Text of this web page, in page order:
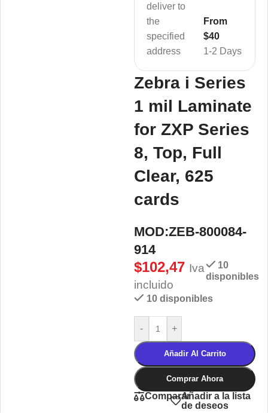
deliver to
the
specified
address
1-2 Days
From
$40
Zebra i Series
1 mil Laminate
for ZXP Series
8, Top, Full
Clear, 625
cards
MOD:ZEB-800084-
914
$102,47 Iva
incluido
10
disponibles
10 disponibles
- +
Añadir Al Carrito
Comprar Ahora
CompararAñadir a la lista
de deseos